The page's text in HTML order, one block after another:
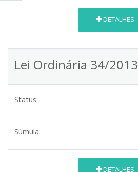
DETALHES
Lei Ordinária 34/2013
Status:
Súmula:
DETALHES